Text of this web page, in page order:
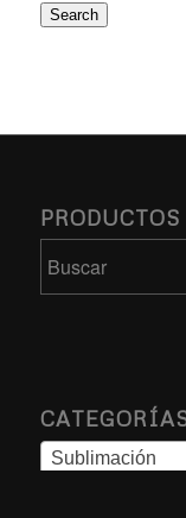
Search
PRODUCTOS
Sublimación